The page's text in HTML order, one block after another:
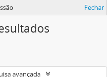
Fechar
avançada